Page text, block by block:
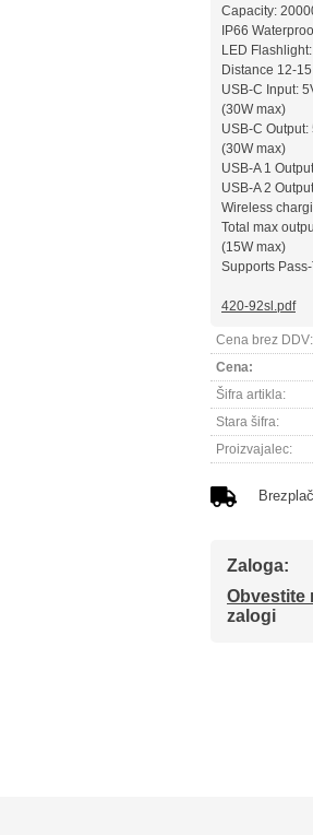
Capacity:
IP66
LED
Distance 12-
USB-C Input:
(30W max)
USB-C Output:
(30W max)
USB-A 1
USB-A 2
Wireless
Total max
(15W max)
Supports
420-92sl.pdf
Cena brez DDV:
Cena:
Šifra artikla:
Stara šifra:
Proizvajalec:
Zaloga:
Obvestite
zalogi